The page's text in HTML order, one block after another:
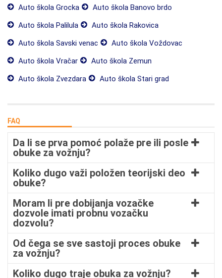
Auto škola Grocka
Auto škola Banovo brdo
Auto škola Palilula
Auto škola Rakovica
Auto škola Savski venac
Auto škola Voždovac
Auto škola Vračar
Auto škola Zemun
Auto škola Zvezdara
Auto škola Stari grad
FAQ
Da li se prva pomoć polaže pre ili posle
obuke za vožnju?
Koliko dugo važi položen teorijski deo
obuke?
Moram li pre dobijanja vozačke
dozvole imati probnu vozačku
dozvolu?
Od čega se sve sastoji proces obuke
za vožnju?
Koliko dugo traje obuka za vožnju?